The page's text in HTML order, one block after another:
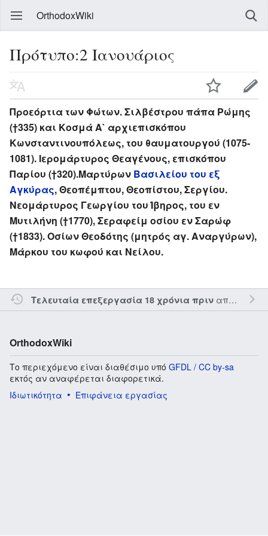
OrthodoxWiki
Πρότυπο:2 Ιανουάριος
Προεόρτια των Φώτων. Σιλβέστρου πάπα Ρώμης
(†335) και Κοσμά Α` αρχιεπισκόπου
Κωνσταντινουπόλεως, του θαυματουργού (1075-
1081). Ιερομάρτυρος Θεαγένους, επισκόπου
Παρίου (†320).Μαρτύρων Βασιλείου του εξ
Αγκύρας, Θεοπέμπτου, Θεοπίστου, Σεργίου.
Νεομάρτυρος Γεωργίου του Ίβηρος, του εν
Μυτιλήνη (†1770), Σεραφείμ οσίου εν Σαρώφ
(†1833). Οσίων Θεοδότης (μητρός αγ. Αναργύρων),
Μάρκου του κωφού και Νείλου.
Τελευταία επεξεργασία 18 χρόνια πριναπό τον την
OrthodoxWiki
Το περιεχόμενο είναι διαθέσιμο υπό GFDL / CC by-sa
εκτός αν αναφέρεται διαφορετικά.
Ιδιωτικότητα
Επιφάνεια εργασίας